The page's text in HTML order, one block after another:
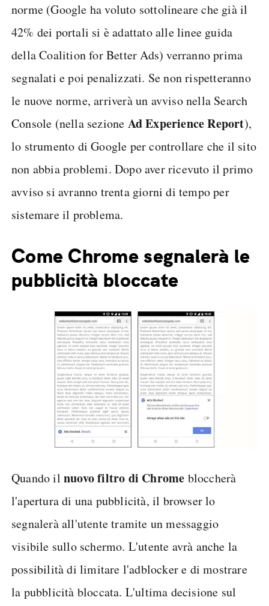
norme (Google ha voluto sottolineare che già il
42% dei portali si è adattato alle linee guida
della Coalition for Better Ads) verranno prima
segnalati e poi penalizzati. Se non rispetteranno
le nuove norme, arriverà un avviso nella Search
Console (nella sezione Ad Experience Report),
lo strumento di Google per controllare che il sito
non abbia problemi. Dopo aver ricevuto il primo
avviso si avranno trenta giorni di tempo per
sistemare il problema.
Come Chrome segnalerà le
pubblicità bloccate
Quando il nuovo filtro di Chrome bloccherà
l'apertura di una pubblicità, il browser lo
segnalerà all'utente tramite un messaggio
visibile sullo schermo. L'utente avrà anche la
possibilità di limitare l'adblocker e di mostrare
la pubblicità bloccata. L'ultima decisione sul